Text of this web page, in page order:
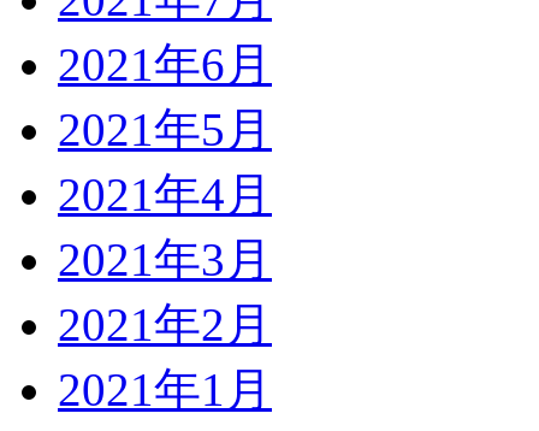
2021年6月
2021年5月
2021年4月
2021年3月
2021年2月
2021年1月